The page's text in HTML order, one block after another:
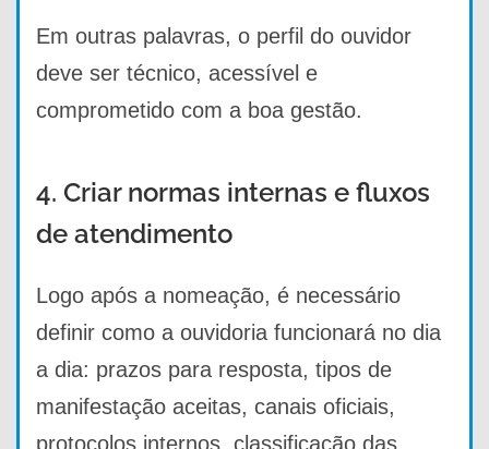
Em outras palavras, o perfil do ouvidor
deve ser técnico, acessível e
comprometido com a boa gestão.
4. Criar normas internas e fluxos
de atendimento
Logo após a nomeação, é necessário
definir como a ouvidoria funcionará no dia
a dia: prazos para resposta, tipos de
manifestação aceitas, canais oficiais,
protocolos internos, classificação das